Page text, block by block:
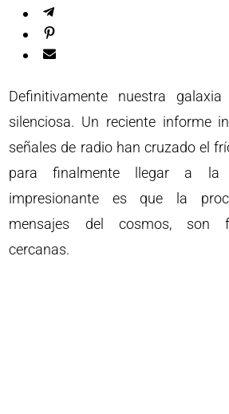
Definitivamente nuestra
silenciosa. Un reciente informe
señales de radio han cruzado el
para finalmente llegar a la
impresionante es que la
mensajes del cosmos, son
cercanas.